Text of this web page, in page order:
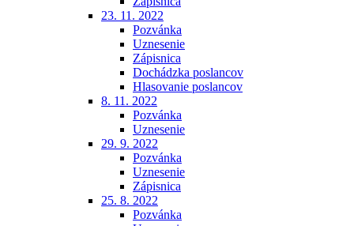
23. 11. 2022
Pozvánka
Uznesenie
Zápisnica
Dochádzka poslancov
Hlasovanie poslancov
8. 11. 2022
Pozvánka
Uznesenie
29. 9. 2022
Pozvánka
Uznesenie
Zápisnica
25. 8. 2022
Pozvánka